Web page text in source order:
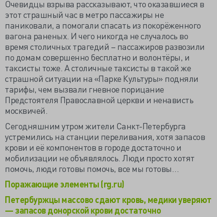
Очевидцы взрыва рассказывают, что оказавшиеся в
этот страшный час в метро пассажиры не
паниковали, а помогали спасать из покорёженного
вагона раненых. И чего никогда не случалось во
время столичных трагедий – пассажиров развозили
по домам совершенно бесплатно и волонтёры, и
таксисты тоже. А столичные таксисты в такой же
страшной ситуации на «Парке Культуры» подняли
тарифы, чем вызвали гневное порицание
Предстоятеля Православной церкви и ненависть
москвичей.
Сегодняшним утром жители Санкт-Петербурга
устремились на станции переливания, хотя запасов
крови и её компонентов в городе достаточно и
мобилизации не объявлялось. Люди просто хотят
помочь, люди готовы помочь, все мы готовы…
Поражающие элементы (rg.ru)
Петербуржцы массово сдают кровь, медики уверяют
— запасов донорской крови достаточно